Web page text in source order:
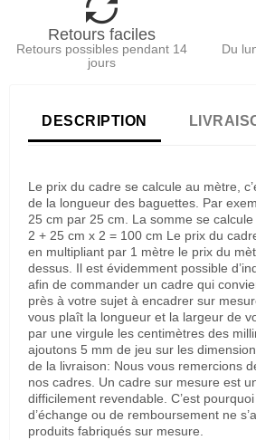
Retours faciles
Retours possibles pendant 14
jours
Du
DESCRIPTION
Le prix du cadre se calcule au mètre,
de la longueur des baguettes. Par
25 cm par 25 cm. La somme se
2 + 25 cm x 2 = 100 cm Le prix du
en multipliant par 1 mètre le prix du
dessus. Il est évidemment possible
afin de commander un cadre qui
près à votre sujet à encadrer sur
vous plaît la longueur et la largeur de
par une virgule les centimètres des
ajoutons 5 mm de jeu sur les
de la livraison: Nous vous remercions
nos cadres. Un cadre sur mesure est
difficilement revendable. C’est
d’échange ou de remboursement ne
produits fabriqués sur mesure.